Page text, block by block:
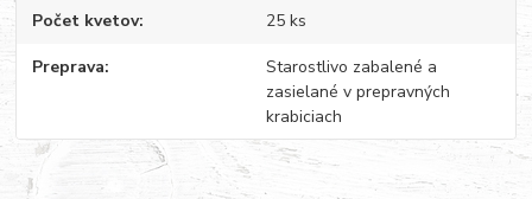
Počet kvetov 25 ks
Preprava
Starostlivo zabalené a
zasielané v prepravných
krabiciach